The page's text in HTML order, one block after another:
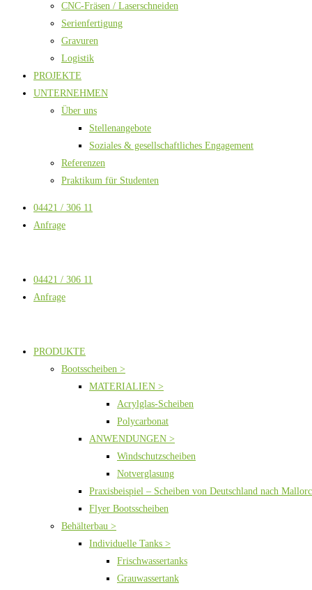
CNC-Fräsen / Laserschneiden
Serienfertigung
Gravuren
Logistik
PROJEKTE
UNTERNEHMEN
Über uns
Stellenangebote
Soziales & gesellschaftliches Engagement
Referenzen
Praktikum für Studenten
04421 / 306 11
Anfrage
04421 / 306 11
Anfrage
PRODUKTE
Bootsscheiben >
MATERIALIEN >
Acrylglas-Scheiben
Polycarbonat
ANWENDUNGEN >
Windschutzscheiben
Notverglasung
Praxisbeispiel – Scheiben von Deutschland nach
Flyer Bootsscheiben
Behälterbau >
Individuelle Tanks >
Frischwassertanks
Grauwassertank